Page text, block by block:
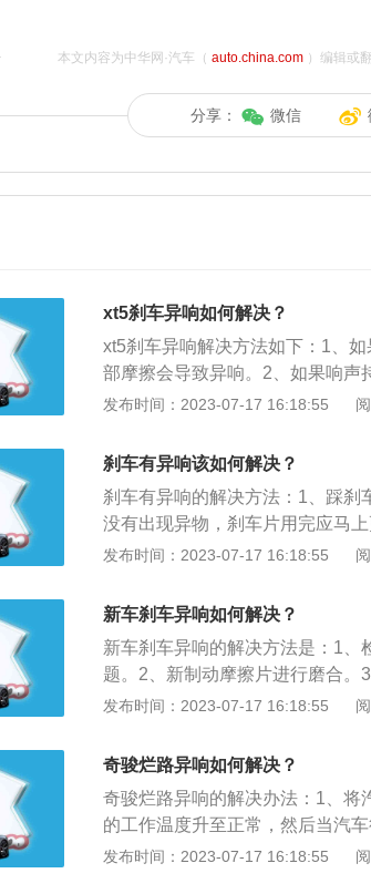
本文内容为中华网·汽车（ auto.china.com）编辑或
分享： 微信
xt5刹车异响如何解决？
xt5刹车异响解决方法如下：1、
部摩擦会导致异响。2、如果响声
会导致碟与片长时间摩擦。以下
有摆动磨到了刹车片引起的异响
解决。2、沉闷的响声：但是如
钳有问题，再或者是活动销磨损
不能发现，需要到汽修店或者4S
发布时间：2023-07-17 16:18:55
刹车有异响该如何解决？
刹车有异响的解决方法：1、踩刹
没有出现异物，刹车片用完应马
装上即可；2、踩刹车发出闷响声
车碟、刹车片的摩擦有没有出现
片上的附件有没有松动，建议还
发布时间：2023-07-17 16:18:55
新车刹车异响如何解决？
新车刹车异响的解决方法是：1、
题。2、新制动摩擦片进行磨合。
物。以下是相关内容介绍：刹车
与刹车盘之间有金属颗粒或是小
过硬。4、手刹拉线不灵活。5、
发布时间：2023-07-17 16:18:55
奇骏烂路异响如何解决？
奇骏烂路异响的解决办法：1、将
的工作温度升至正常，然后当汽
器于空挡位置，再缓缓地加速，
发布时间：2023-07-17 16:18:55